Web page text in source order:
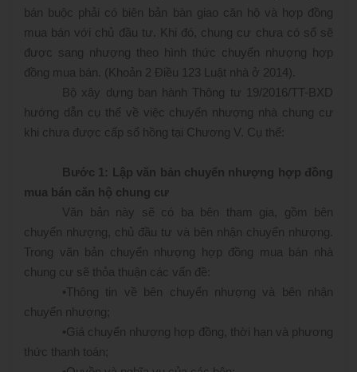
bán buộc phải có biên bản bàn giao căn hộ và hợp đồng
mua bán với chủ đầu tư. Khi đó, chung cư chưa có sổ sẽ
được sang nhượng theo hình thức chuyển nhượng hợp
đồng mua bán. (Khoản 2 Điều 123 Luật nhà ở 2014).
Bộ xây dựng ban hành Thông tư 19/2016/TT-BXD
hướng dẫn cụ thể về việc chuyển nhượng nhà chung cư
khi chưa được cấp sổ hồng tại Chương V. Cụ thể:
Bước 1: Lập văn bản chuyển nhượng hợp đồng
mua bán căn hộ chung cư
Văn bản này sẽ có ba bên tham gia, gồm bên
chuyển nhượng, chủ đầu tư và bên nhận chuyển nhượng.
Trong văn bản chuyển nhượng hợp đồng mua bán nhà
chung cư sẽ thỏa thuận các vấn đề:
•Thông tin về bên chuyển nhượng và bên nhận
chuyển nhượng;
•Giá chuyển nhượng hợp đồng, thời hạn và phương
thức thanh toán;